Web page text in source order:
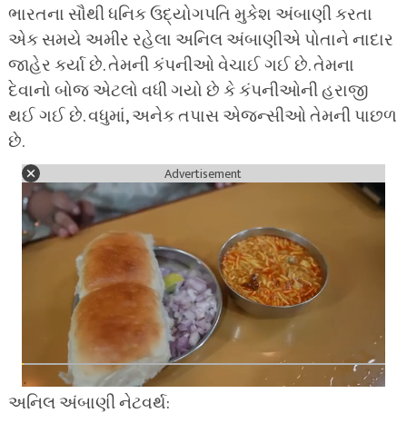
ભારતના સૌથી ધનિક ઉદ્યોગપતિ મુકેશ અંબાણી કરતા
એક સમયે અમીર રહેલા અનિલ અંબાણીએ પોતાને નાદાર
જાહેર કર્યા છે. તેમની કંપનીઓ વેચાઈ ગઈ છે. તેમના
દેવાનો બોજ એટલો વધી ગયો છે કે કંપનીઓની હરાજી
થઈ ગઈ છે. વધુમાં, અનેક તપાસ એજન્સીઓ તેમની પાછળ
છે.
Advertisement
અનિલ અંબાણી નેટવર્થ: